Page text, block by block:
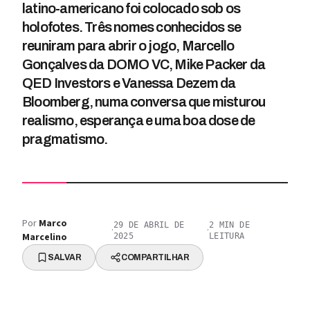
latino-americano foi colocado sob os
holofotes. Três nomes conhecidos se
reuniram para abrir o jogo, Marcello
Gonçalves da DOMO VC, Mike Packer da
QED Investors e Vanessa Dezem da
Bloomberg, numa conversa que misturou
realismo, esperança e uma boa dose de
pragmatismo.
Por Marco
Marcelino
·29 DE ABRIL DE
2025
·2 MIN DE
LEITURA
SALVAR COMPARTILHAR